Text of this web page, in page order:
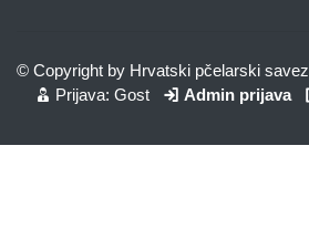
© Copyright by Hrvatski pčelarski savez
Prijava: Gost
Admin prijava